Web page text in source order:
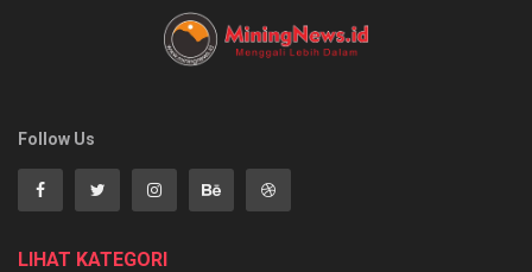
Follow Us
LIHAT KATEGORI